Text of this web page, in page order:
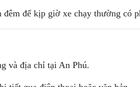
để kịp giờ xe chạy thường có
và địa chỉ tại An Phú.